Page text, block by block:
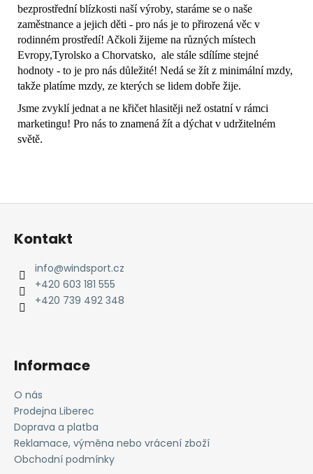
bezprostřední blízkosti naší výroby, staráme se o naše
zaměstnance a jejich děti - pro nás je to přirozená věc v
rodinném prostředí! Ačkoli žijeme na různých místech
Evropy,Tyrolsko a Chorvatsko, ale stále sdílíme stejné
hodnoty - to je pro nás důležité! Nedá se žít z minimální mzdy,
takže platíme mzdy, ze kterých se lidem dobře žije.
Jsme zvyklí jednat a ne křičet hlasitěji než ostatní v rámci
marketingu! Pro nás to znamená žít a dýchat v udržitelném
světě.
Z
Kontakt
info@windsport.cz
+420 603 181 555
+420 739 492 348
Informace
O nás
Prodejna Liberec
Doprava a platba
Reklamace, výměna nebo vrácení zboží
Obchodní podmínky